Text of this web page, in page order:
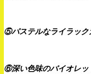
⑤パステルなライラック
⑥深い色味のバイオレッ